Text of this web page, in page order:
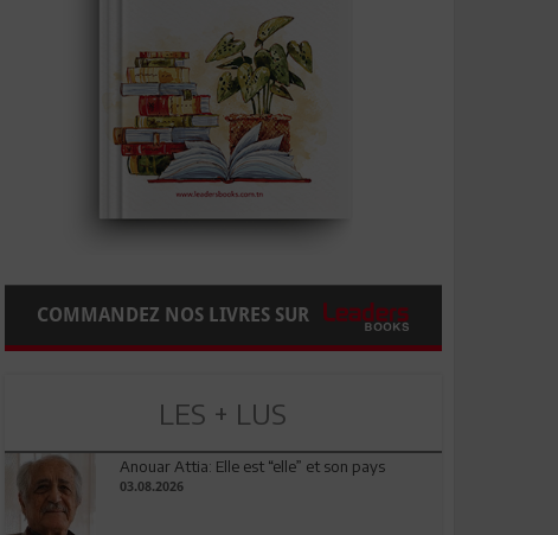
COMMANDEZ NOS LIVRES SUR
LES + LUS
Anouar Attia: Elle est “elle” et son pays
03.08.2026